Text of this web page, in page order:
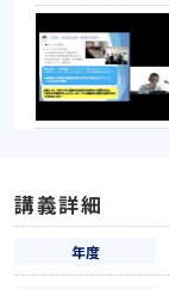
講義詳細
年度